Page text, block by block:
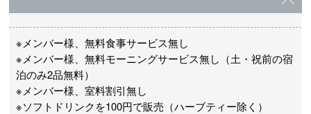
※メンバー様、無料食事サービス無し
※メンバー様、無料モーニングサービス無し（土・祝前の宿
泊のみ2品無料）
※メンバー様、室料割引無し
※ソフトドリンクを100円で販売（ハーブティー除く）